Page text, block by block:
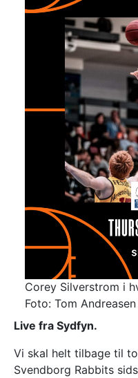
Corey Silverstrom i
Foto: Tom Andreasen
Live fra Sydfyn.
Vi skal helt tilbage til
Svendborg Rabbits